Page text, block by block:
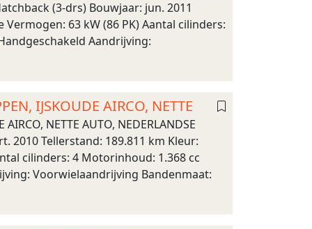
(3-drs) Bouwjaar: jun. 2011
63 kW (86 PK) Aantal cilinders:
Aandrijving:
IJSKOUDE AIRCO, NETTE
NETTE AUTO, NEDERLANDSE
2010 Tellerstand: 189.811 km Kleur:
cilinders: 4 Motorinhoud: 1.368 cc
Voorwielaandrijving Bandenmaat: